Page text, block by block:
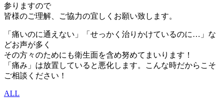
参りますので
皆様のご理解、ご協力の宜しくお願い致します。
「痛いのに通えない」「せっかく治りかけているのに…」な
どお声が多く
その方々のためにも衛生面を含め努めてまいります！
「痛み」は放置していると悪化します。こんな時だからこそ
ご相談ください！
ALL